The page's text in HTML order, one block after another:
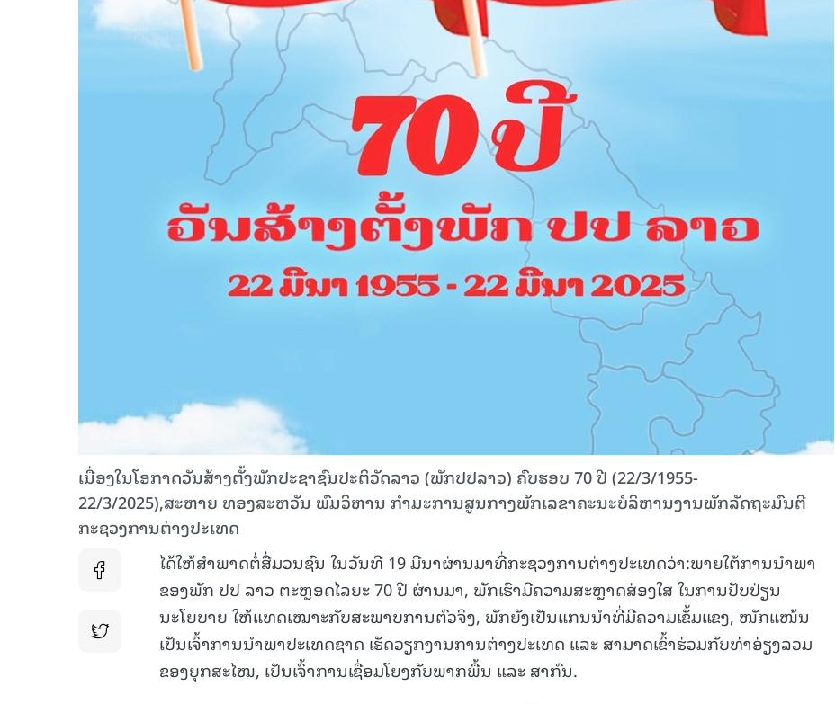
ເນື່ອງໃນໂອກາດວັນສ້າງຕັ້ງພັກປະຊາຊົນປະຕິວັດລາວ (ພັກປປລາວ) ຄົບຮອບ 70 ປີ (22/3/1955-
22/3/2025),ສະຫາຍ ທອງສະຫວັນ ພົມວິຫານ ກຳມະການສູນກາງພັກເລຂາຄະນະບໍລິຫານງານພັກລັດຖະມົນຕີ
ກະຊວງການຕ່າງປະເທດ
ໄດ້ໃຫ້ສຳພາດຕໍ່ສື່ມວນຊົນ ໃນວັນທີ 19 ມີນາຜ່ານມາທີ່ກະຊວງການຕ່າງປະເທດວ່າ:ພາຍໃຕ້ການນໍາພາ
ຂອງພັກ ປປ ລາວ ຕະຫຼອດໄລຍະ 70 ປີ ຜ່ານມາ, ພັກເຮົາມີຄວາມສະຫຼາດສ່ອງໃສ ໃນການປັບປ່ຽນ
ນະໂຍບາຍ ໃຫ້ແທດເໝາະກັບສະພາບການຕົວຈິງ, ພັກຍັງເປັນແກນນໍາທີ່ມີຄວາມເຂັ້ມແຂງ, ໜັກແໜ້ນ
ເປັນເຈົ້າການນໍາພາປະເທດຊາດ ເຮັດວຽກງານການຕ່າງປະເທດ ແລະ ສາມາດເຂົ້າຮ່ວມກັບທ່າອ່ຽງລວມ
ຂອງຍຸກສະໄໝ, ເປັນເຈົ້າການເຊື່ອມໂຍງກັບພາກພື້ນ ແລະ ສາກົນ.
15.040(07-08-2026)